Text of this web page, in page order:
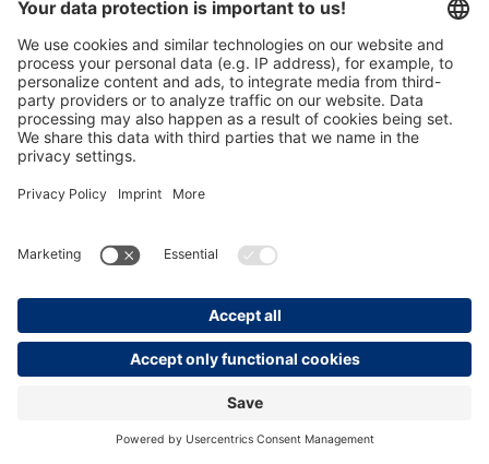
zdolność do czynności prawnych i
upoważnione osoby fizyczne. W przypadku
wygaśnięcia upoważnienia do
reprezentowania zarejestrowanej osoby
upoważnionej, należy niezwłocznie wyznaczyć
nową osobę upoważnioną jako osobę
kontaktową
rejestracji konta klienta musi podać tytuł,
także wybrać hasło (dane dostępowe). Jeśli
klient jest przedsiębiorcą, podczas rejestracji
przedsiębiorcy wraz z adresem e-mail i
wybrać hasło (dane dostępowe). Klient jest
odpowiedzialny za zapewnienie, że informacje
podane podczas rejestracji są prawdziwe i
kompletne. Jeśli klient poda nieprawidłowe
do zamknięcia i usunięcia konta klienta bez